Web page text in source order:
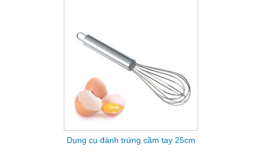
Dụng cụ đánh trứng cầm tay 25cm